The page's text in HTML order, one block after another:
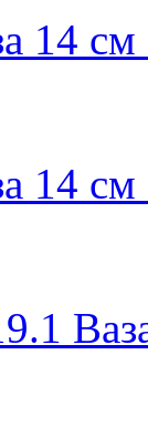
14 см
14 см